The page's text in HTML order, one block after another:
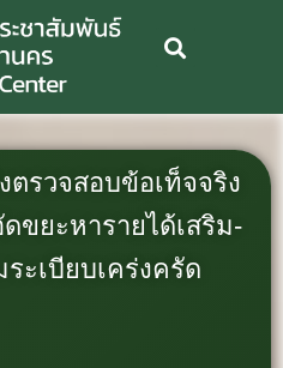
ตรวจสอบข้อเท็จจริง
ขยะหารายได้เสริม-
ะเบียบเคร่งครัด